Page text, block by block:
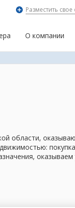
Разместить
О компании
области,